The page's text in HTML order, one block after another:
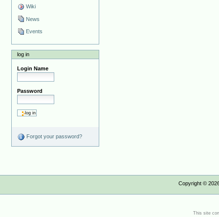
Wiki
News
Events
log in
Login Name
Password
Forgot your password?
Copyright ©
This site